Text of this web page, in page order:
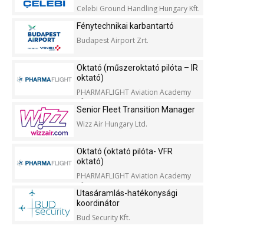
Celebi Ground Handling Hungary Kft.
Fénytechnikai karbantartó
Budapest Airport Zrt.
Oktató (műszeroktató pilóta – IR
oktató)
PHARMAFLIGHT Aviation Academy
Kft.
Senior Fleet Transition Manager
Wizz Air Hungary Ltd.
Oktató (oktató pilóta- VFR
oktató)
PHARMAFLIGHT Aviation Academy
Kft.
Utasáramlás-hatékonysági
koordinátor
Bud Security Kft.